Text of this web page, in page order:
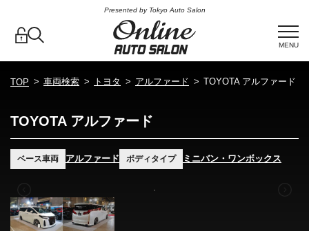
Presented by Tokyo Auto Salon
MENU
TOP 車両検索 トヨタ アルファード TOYOTA アルファード
TOYOTA アルファード
ベース車両 アルファード ボディタイプ ミニバン・ワンボックス